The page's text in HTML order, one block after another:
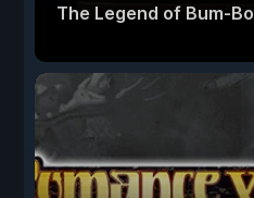
The Legend of Bum-Bo